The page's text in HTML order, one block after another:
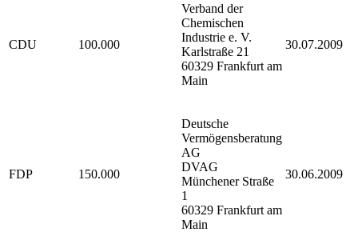
CDU 100.000
Verband der
Chemischen
Industrie e. V.
Karlstraße 21
60329 Frankfurt am
Main
30.07.2009
FDP 150.000
Deutsche
Vermögensberatung
AG
DVAG
Münchener Straße
1
60329 Frankfurt am
Main
30.06.2009